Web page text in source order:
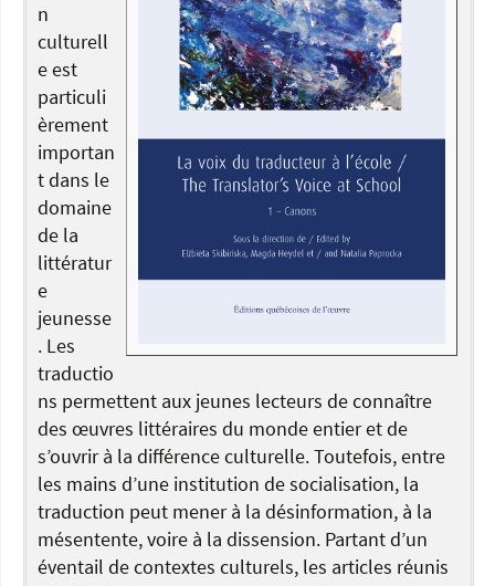
n
culturell
e est
particuli
èrement
importan
t dans le
domaine
de la
littératur
e
jeunesse
. Les
traductio
ns permettent aux jeunes lecteurs de connaître
des œuvres littéraires du monde entier et de
s’ouvrir à la différence culturelle. Toutefois, entre
les mains d’une institution de socialisation, la
traduction peut mener à la désinformation, à la
mésentente, voire à la dissension. Partant d’un
éventail de contextes culturels, les articles réunis